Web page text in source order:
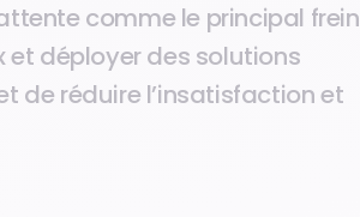
comme le principal frein
et déployer des solutions
de réduire l’insatisfaction et